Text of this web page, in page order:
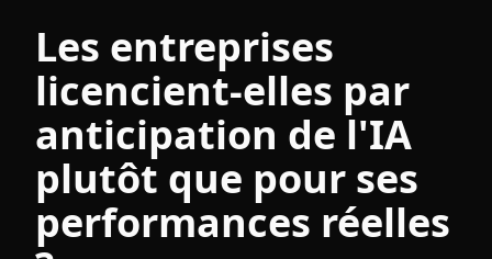
Les entreprises
licencient-elles par
anticipation de l'IA
plutôt que pour ses
performances réelles